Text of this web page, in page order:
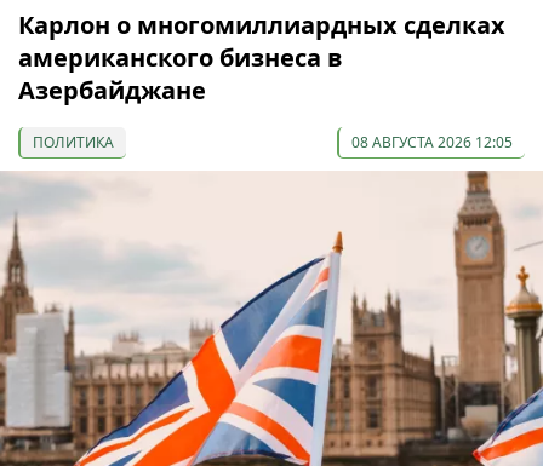
Карлон о многомиллиардных сделках
американского бизнеса в
Азербайджане
ПОЛИТИКА 08 АВГУСТА 2026 12:05